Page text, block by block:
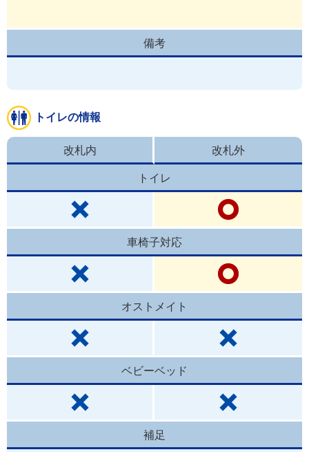
備考
トイレの情報
改札内 改札外
トイレ
車椅子対応
オストメイト
ベビーベッド
補足